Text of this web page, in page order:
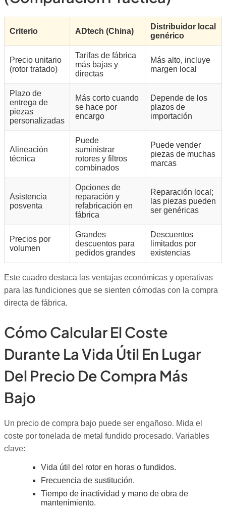
Criterio ADtech (China)
Distribuidor local
genérico
Precio unitario
(rotor tratado)
Tarifas de fábrica
más bajas y
directas
Más alto, incluye
margen local
Plazo de
entrega de
piezas
personalizadas
Más corto cuando
se hace por
encargo
Depende de los
plazos de
importación
Alineación
técnica
Puede
suministrar
rotores y filtros
combinados
Puede vender
piezas de muchas
marcas
Asistencia
posventa
Opciones de
reparación y
refabricación en
fábrica
Reparación local;
las piezas pueden
ser genéricas
Precios por
volumen
Grandes
descuentos para
pedidos grandes
Descuentos
limitados por
existencias
Este cuadro destaca las ventajas económicas y operativas
para las fundiciones que se sienten cómodas con la compra
directa de fábrica.
Cómo Calcular El Coste
Durante La Vida Útil En Lugar
Del Precio De Compra Más
Bajo
Un precio de compra bajo puede ser engañoso. Mida el
coste por tonelada de metal fundido procesado. Variables
clave:
Vida útil del rotor en horas o fundidos.
Frecuencia de sustitución.
Tiempo de inactividad y mano de obra de
mantenimiento.